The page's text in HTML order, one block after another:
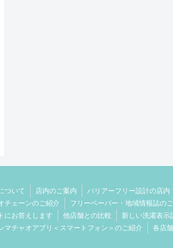
ついて 店内のご案内 バリアーフリー設計の店内
チェーンのご紹介 フリーペーパー・地域情報誌の
にお答えします
他店舗との比較 新しい洗濯表示
マチャオアプリ＜スマートフォン＞のご紹介 各店